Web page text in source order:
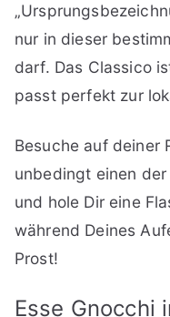
nur in dieser
darf. Das Classico
passt perfekt zur
Besuche auf deiner
unbedingt einen
und hole Dir eine
während Deines
Prost!
Esse Gnocchi